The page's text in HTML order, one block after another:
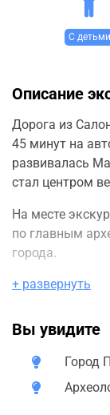
С детьми
Описание
Дорога из
45 минут на
развивалась
стал центром
На месте
по главным
города.
Первой
представлены
древнего
повседневной
артефакты,
+ развернуть
Вы увидите
Город